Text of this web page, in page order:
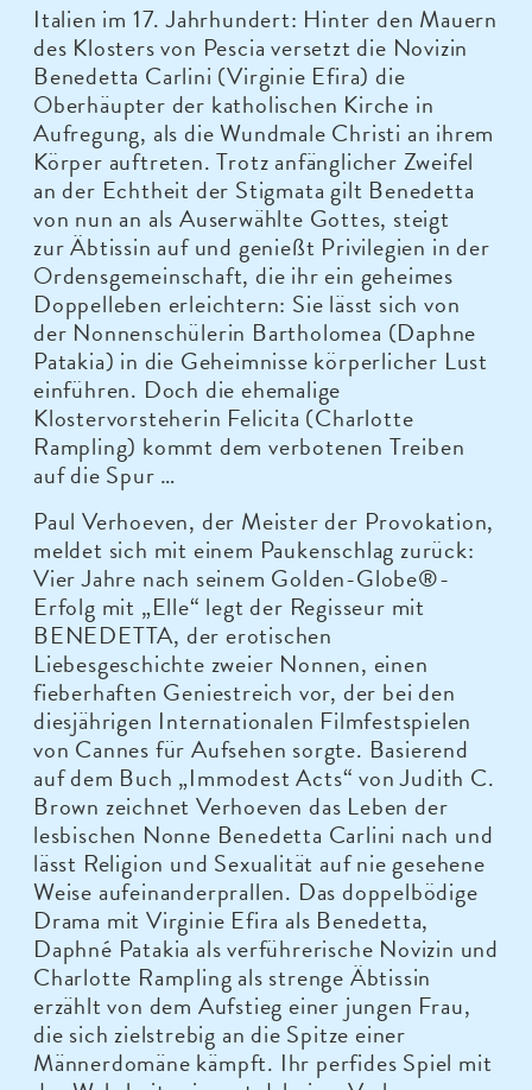
Italien im 17. Jahrhundert: Hinter den Mauern
des Klosters von Pescia versetzt die Novizin
Benedetta Carlini (Virginie Efira) die
Oberhäupter der katholischen Kirche in
Aufregung, als die Wundmale Christi an ihrem
Körper auftreten. Trotz anfänglicher Zweifel
an der Echtheit der Stigmata gilt Benedetta
von nun an als Auserwählte Gottes, steigt
zur Äbtissin auf und genießt Privilegien in der
Ordensgemeinschaft, die ihr ein geheimes
Doppelleben erleichtern: Sie lässt sich von
der Nonnenschülerin Bartholomea (Daphne
Patakia) in die Geheimnisse körperlicher Lust
einführen. Doch die ehemalige
Klostervorsteherin Felicita (Charlotte
Rampling) kommt dem verbotenen Treiben
auf die Spur …
Paul Verhoeven, der Meister der Provokation,
meldet sich mit einem Paukenschlag zurück:
Vier Jahre nach seinem Golden-Globe®-
Erfolg mit „Elle“ legt der Regisseur mit
BENEDETTA, der erotischen
Liebesgeschichte zweier Nonnen, einen
fieberhaften Geniestreich vor, der bei den
diesjährigen Internationalen Filmfestspielen
von Cannes für Aufsehen sorgte. Basierend
auf dem Buch „Immodest Acts“ von Judith C.
Brown zeichnet Verhoeven das Leben der
lesbischen Nonne Benedetta Carlini nach und
lässt Religion und Sexualität auf nie gesehene
Weise aufeinanderprallen. Das doppelbödige
Drama mit Virginie Efira als Benedetta,
Daphné Patakia als verführerische Novizin und
Charlotte Rampling als strenge Äbtissin
erzählt von dem Aufstieg einer jungen Frau,
die sich zielstrebig an die Spitze einer
Männerdomäne kämpft. Ihr perfides Spiel mit